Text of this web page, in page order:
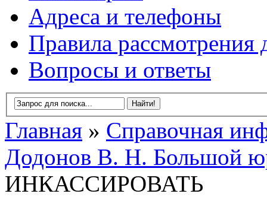
Адреса и телефоны
Правила рассмотрения
Вопросы и ответы
Главная » Справочная
Додонов В. Н. Большой
ИНКАССИРОВАТЬ